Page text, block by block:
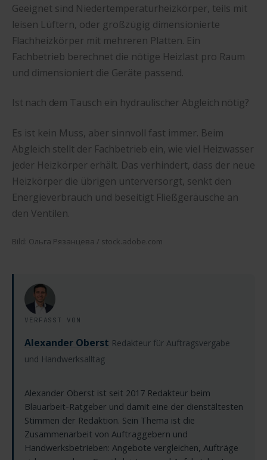
Geeignet sind Niedertemperaturheizkörper, teils mit
leisen Lüftern, oder großzügig dimensionierte
Flachheizkörper mit mehreren Platten. Ein
Fachbetrieb berechnet die nötige Heizlast pro Raum
und dimensioniert die Geräte passend.
Ist nach dem Tausch ein hydraulischer Abgleich nötig?
Es ist kein Muss, aber sinnvoll fast immer. Beim
Abgleich stellt der Fachbetrieb ein, wie viel Heizwasser
jeder Heizkörper erhält. Das verhindert, dass der neue
Heizkörper die übrigen unterversorgt, senkt den
Energieverbrauch und beseitigt Fließgeräusche an
den Ventilen.
Bild: Ольга Рязанцева / stock.adobe.com
VERFASST VON
Alexander Oberst Redakteur für Auftragsvergabe
und Handwerksalltag
Alexander Oberst ist seit 2017 Redakteur beim
Blauarbeit-Ratgeber und damit eine der dienstältesten
Stimmen der Redaktion. Sein Thema ist die
Zusammenarbeit von Auftraggebern und
Handwerksbetrieben: Angebote vergleichen, Aufträge